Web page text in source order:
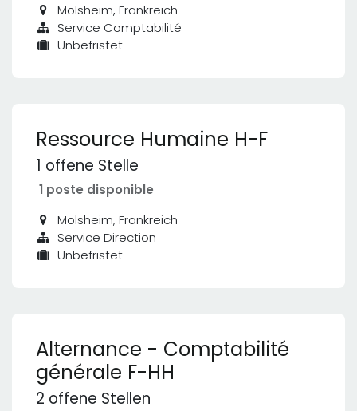
Molsheim,Frankreich
Service Comptabilité
Unbefristet
Ressource Humaine H-F
1 offene Stelle
1 poste disponible
Molsheim,Frankreich
Service Direction
Unbefristet
Alternance - Comptabilité
générale F-HH
2 offene Stellen